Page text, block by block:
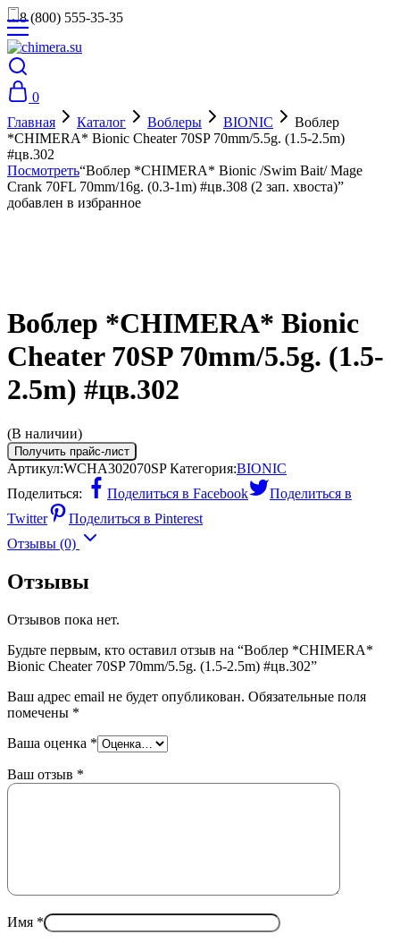
8 (800) 555-35-35
0
Главная
Каталог Воблеры BIONIC
Воблер
*CHIMERA* Bionic Cheater 70SP 70mm/5.5g. (1.5-2.5m)
#цв.302
Посмотреть“Воблер *CHIMERA* Bionic /Swim Bait/ Mage
Crank 70FL 70mm/16g. (0.3-1m) #цв.308 (2 зап. хвоста)”
добавлен в избранное
Воблер *CHIMERA* Bionic
Cheater 70SP 70mm/5.5g. (1.5-
2.5m) #цв.302
(В наличии)
Получить прайс-лист
Артикул:WCHA302070SP Категория:BIONIC
Поделиться:
Поделиться в Facebook
Поделиться в
Twitter
Поделиться в Pinterest
Отзывы (0)
Отзывы
Отзывов пока нет.
Будьте первым, кто оставил отзыв на “Воблер *CHIMERA*
Bionic Cheater 70SP 70mm/5.5g. (1.5-2.5m) #цв.302”
Ваш адрес email не будет опубликован. Обязательные поля
помечены *
Ваша оценка *
Ваш отзыв *
Имя *